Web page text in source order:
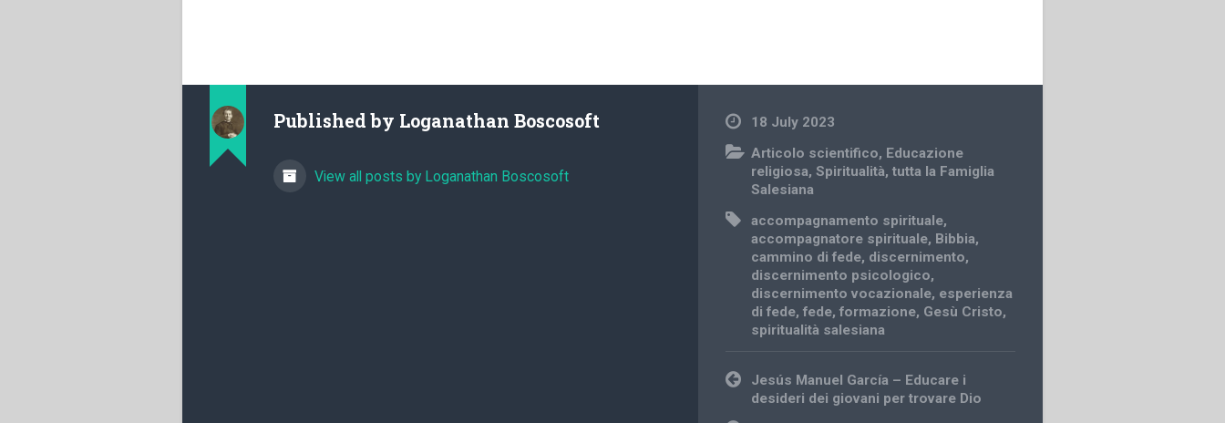
Published by Loganathan Boscosoft
View all posts by Loganathan Boscosoft
18 July 2023
Articolo scientifico, Educazione
religiosa,Spiritualità,tutta la Famiglia
Salesiana
accompagnamento spirituale,
accompagnatore spirituale, Bibbia,
cammino di fede, discernimento,
discernimento psicologico,
discernimento vocazionale, esperienza
di fede,fede,formazione, Gesù Cristo,
spiritualità salesiana
Post
navigation
Jesús Manuel García – Educare i
desideri dei giovani per trovare Dio